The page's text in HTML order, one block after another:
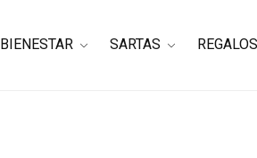
BIENESTAR SARTAS REGALOS